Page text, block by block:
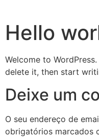
Hello
Welcome to
delete it, then start
Deixe um
O seu endereço de
obrigatórios marcados